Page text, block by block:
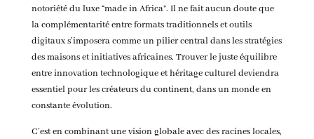
notoriété du luxe “made in Africa”. Il ne fait aucun doute que
la complémentarité entre formats traditionnels et outils
digitaux s’imposera comme un pilier central dans les stratégies
des maisons et initiatives africaines. Trouver le juste équilibre
entre innovation technologique et héritage culturel deviendra
essentiel pour les créateurs du continent, dans un monde en
constante évolution.
C’est en combinant une vision globale avec des racines locales,